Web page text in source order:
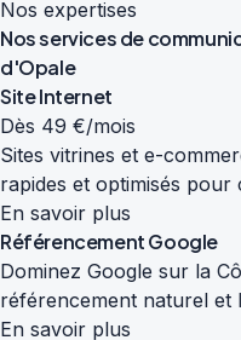
Nos expertises
Nos services de
d'Opale
Site Internet
Dès 49 €/mois
Sites vitrines et e-
rapides et optimisés pour
En savoir plus
Référencement Google
Dominez Google sur la
référencement naturel et
En savoir plus